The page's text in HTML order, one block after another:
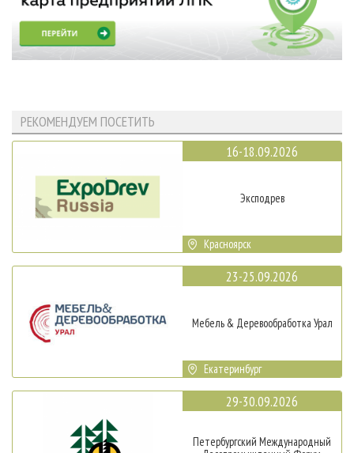
РЕКОМЕНДУЕМ ПОСЕТИТЬ
16-18.09.2026
Эксподрев
Красноярск
23-25.09.2026
Мебель & Деревообработка Урал
Екатеринбург
29-30.09.2026
Петербургский Международный